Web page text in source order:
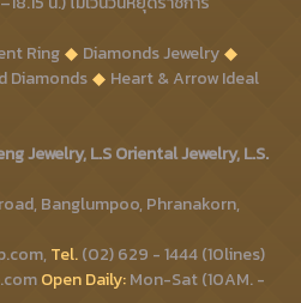
Ring
Diamonds Jewelry
Diamonds
Heart & Arrow Ideal
Jewelry, L.S Oriental Jewelry, L.S.
Banglumpoo, Phranakorn,
Tel.(02) 629 - 1444 (10lines)
Open Daily:Mon-Sat (10AM. -